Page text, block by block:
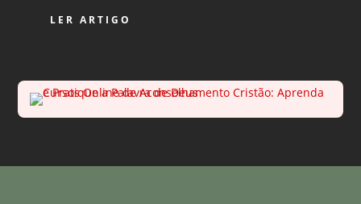
LER ARTIGO